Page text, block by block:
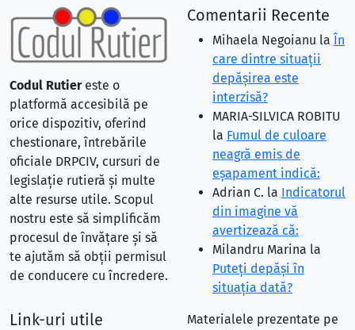
Codul Rutiereste o
platformă accesibilă pe
orice dispozitiv, oferind
chestionare, întrebările
oficiale DRPCIV, cursuri de
legislație rutieră și multe
alte resurse utile. Scopul
nostru este să simplificăm
procesul de învățare și să
te ajutăm să obții permisul
de conducere cu încredere.
Comentarii Recente
Mihaela Negoianu la În
care dintre situaţii
depăşirea este
interzisă?
MARIA-SILVICA ROBITU
la Fumul de culoare
neagră emis de
eşapament indică:
Adrian C. la Indicatorul
din imagine vă
avertizează că:
Milandru Marina la
Puteţi depăşi în
situaţia dată?
Link-uri utile
Materialele prezentate pe